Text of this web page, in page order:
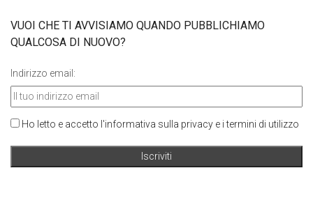
VUOI CHE TI AVVISIAMO QUANDO PUBBLICHIAMO
QUALCOSA DI NUOVO?
Indirizzo email:
Ho letto e accetto l'informativa sulla privacy e i termini di utilizzo